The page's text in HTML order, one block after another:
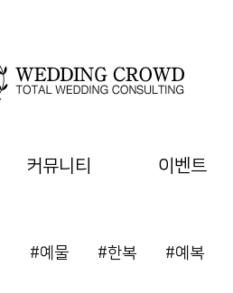
커뮤니티 이벤트
#예물 #한복 #예복